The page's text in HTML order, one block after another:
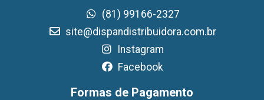
(81) 99166-2327
site@dispandistribuidora.com.br
Instagram
Facebook
Formas de Pagamento